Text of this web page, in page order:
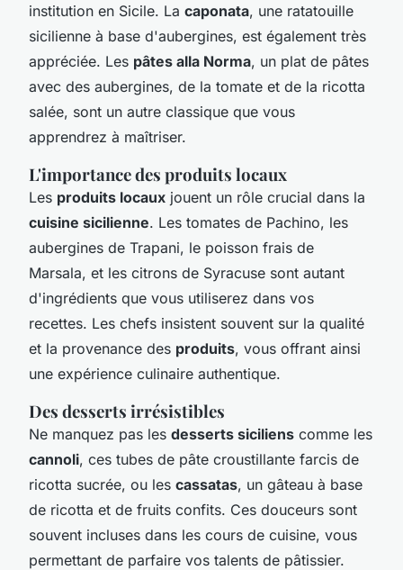
institution en Sicile. La caponata, une ratatouille
sicilienne à base d'aubergines, est également très
appréciée. Les pâtes alla Norma, un plat de pâtes
avec des aubergines, de la tomate et de la ricotta
salée, sont un autre classique que vous
apprendrez à maîtriser.
L'importance des produits locaux
Les produits locaux jouent un rôle crucial dans la
cuisine sicilienne. Les tomates de Pachino, les
aubergines de Trapani, le poisson frais de
Marsala, et les citrons de Syracuse sont autant
d'ingrédients que vous utiliserez dans vos
recettes. Les chefs insistent souvent sur la qualité
et la provenance des produits, vous offrant ainsi
une expérience culinaire authentique.
Des desserts irrésistibles
Ne manquez pas les desserts siciliens comme les
cannoli, ces tubes de pâte croustillante farcis de
ricotta sucrée, ou les cassatas, un gâteau à base
de ricotta et de fruits confits. Ces douceurs sont
souvent incluses dans les cours de cuisine, vous
permettant de parfaire vos talents de pâtissier.